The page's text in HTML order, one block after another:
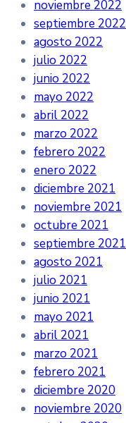
noviembre 2022
septiembre 2022
agosto 2022
julio 2022
junio 2022
mayo 2022
abril 2022
marzo 2022
febrero 2022
enero 2022
diciembre 2021
noviembre 2021
octubre 2021
septiembre 2021
agosto 2021
julio 2021
junio 2021
mayo 2021
abril 2021
marzo 2021
febrero 2021
diciembre 2020
noviembre 2020